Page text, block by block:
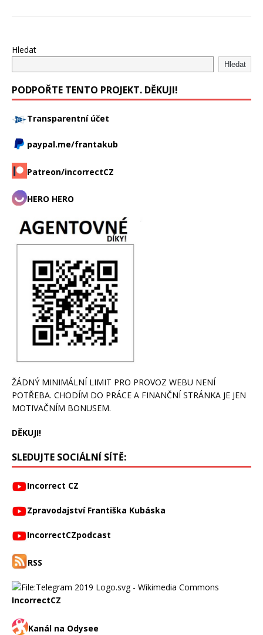
Hledat
Hledat
PODPOŘTE TENTO PROJEKT. DĚKUJI!
Transparentní účet
paypal.me/frantakub
Patreon/incorrectCZ
HERO HERO
ŽÁDNÝ MINIMÁLNÍ LIMIT PRO PROVOZ WEBU NENÍ
POTŘEBA. CHODÍM DO PRÁCE A FINANČNÍ STRÁNKA JE JEN
MOTIVAČNÍM BONUSEM.
DĚKUJI!
SLEDUJTE SOCIÁLNÍ SÍTĚ:
Incorrect CZ
Zpravodajství Františka Kubáska
IncorrectCZpodcast
RSS
IncorrectCZ
Kanál na Odysee